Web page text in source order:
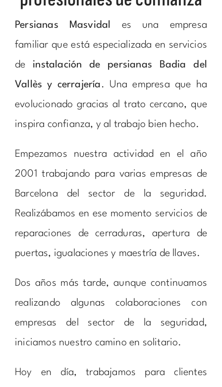
Persianas Masvidal es una empresa
familiar que está especializada en servicios
de instalación de persianas Badia del
Vallès y cerrajería . Una empresa que ha
evolucionado gracias al trato cercano, que
inspira confianza, y al trabajo bien hecho.
Empezamos nuestra actividad en el año
2001 trabajando para varias empresas de
Barcelona del sector de la seguridad.
Realizábamos en ese momento servicios de
reparaciones de cerraduras, apertura de
puertas, igualaciones y maestría de llaves.
Dos años más tarde, aunque continuamos
realizando algunas colaboraciones con
empresas del sector de la seguridad,
iniciamos nuestro camino en solitario.
Hoy en día, trabajamos para clientes